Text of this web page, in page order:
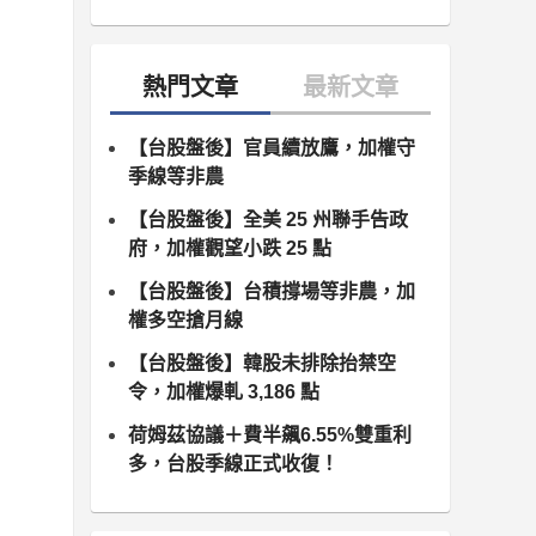
【台股盤後】官員續放鷹，加權守
季線等非農
【台股盤後】全美 25 州聯手告政
府，加權觀望小跌 25 點
【台股盤後】台積撐場等非農，加
權多空搶月線
【台股盤後】韓股未排除抬禁空
令，加權爆軋 3,186 點
荷姆茲協議＋費半飆6.55%雙重利
多，台股季線正式收復！